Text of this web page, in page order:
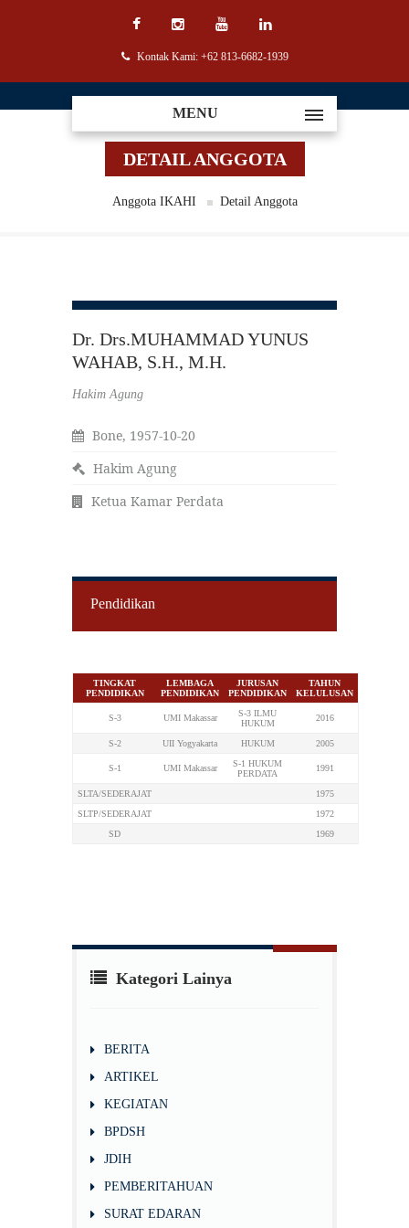
Kontak Kami: +62 813-6682-1939
MENU
DETAIL ANGGOTA
Anggota IKAHI Detail Anggota
Dr. Drs.MUHAMMAD YUNUS
WAHAB, S.H., M.H.
Hakim Agung
Bone, 1957-10-20
Hakim Agung
Ketua Kamar Perdata
Pendidikan
TINGKAT
PENDIDIKAN
LEMBAGA
PENDIDIKAN
JURUSAN
PENDIDIKAN
TAHUN
KELULUSAN
S-3 UMI Makassar
S-3 ILMU
HUKUM
2016
S-2 UII Yogyakarta HUKUM 2005
S-1 UMI Makassar
S-1 HUKUM
PERDATA
1991
SLTA/SEDERAJAT
1975
SLTP/SEDERAJAT
1972
SD
1969
Kategori Lainya
BERITA
ARTIKEL
KEGIATAN
BPDSH
JDIH
PEMBERITAHUAN
SURAT EDARAN